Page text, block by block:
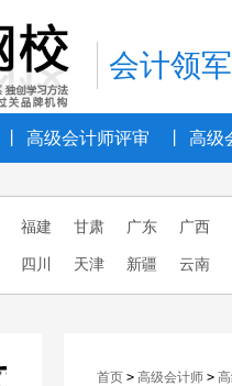
会计领
高级会计师评审 高级
福建 甘肃 广东 广西
四川 天津 新疆 云南
首页 > 高级会计师 >